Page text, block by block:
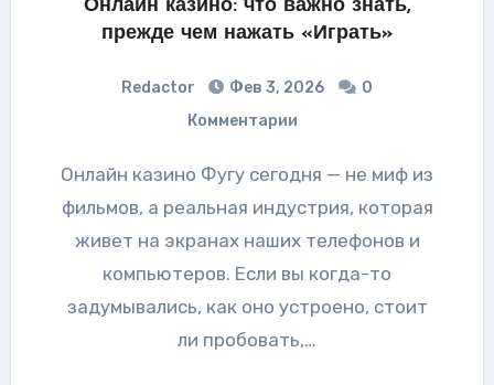
Онлайн казино: что важно знать,
прежде чем нажать «Играть»
Redactor Фев 3, 2026
0
Комментарии
Онлайн казино Фугу сегодня — не миф из
фильмов, а реальная индустрия, которая
живет на экранах наших телефонов и
компьютеров. Если вы когда-то
задумывались, как оно устроено, стоит
ли пробовать,…